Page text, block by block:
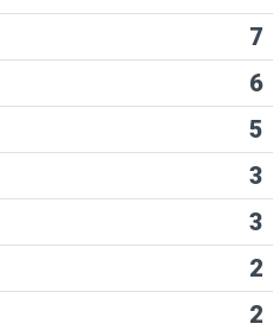
7
6
5
3
3
2
2